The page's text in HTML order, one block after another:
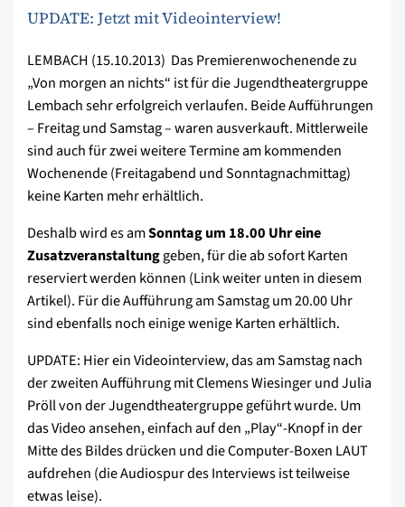
UPDATE: Jetzt mit Videointerview!
LEMBACH (15.10.2013)  Das Premierenwochenende zu
„Von morgen an nichts“ ist für die Jugendtheatergruppe
Lembach sehr erfolgreich verlaufen. Beide Aufführungen
– Freitag und Samstag – waren ausverkauft. Mittlerweile
sind auch für zwei weitere Termine am kommenden
Wochenende (Freitagabend und Sonntagnachmittag)
keine Karten mehr erhältlich.
Deshalb wird es amSonntag um 18.00 Uhr eine
Zusatzveranstaltunggeben, für die ab sofort Karten
reserviert werden können (Link weiter unten in diesem
Artikel). Für die Aufführung am Samstag um 20.00 Uhr
sind ebenfalls noch einige wenige Karten erhältlich.
UPDATE: Hier ein Videointerview, das am Samstag nach
der zweiten Aufführung mit Clemens Wiesinger und Julia
Pröll von der Jugendtheatergruppe geführt wurde. Um
das Video ansehen, einfach auf den „Play“-Knopf in der
Mitte des Bildes drücken und die Computer-Boxen LAUT
aufdrehen (die Audiospur des Interviews ist teilweise
etwas leise).